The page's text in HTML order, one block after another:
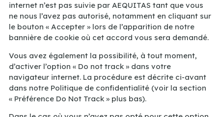
internet n’est pas suivie par AEQUITAS tant que vous
ne nous l’avez pas autorisé, notamment en cliquant sur
le bouton « Accepter » lors de l’apparition de notre
bannière de cookie où cet accord vous sera demandé.
Vous avez également la possibilité, à tout moment,
d’activer l’option « Do not track » dans votre
navigateur internet. La procédure est décrite ci-avant
dans notre Politique de confidentialité (voir la section
« Préférence Do Not Track » plus bas).